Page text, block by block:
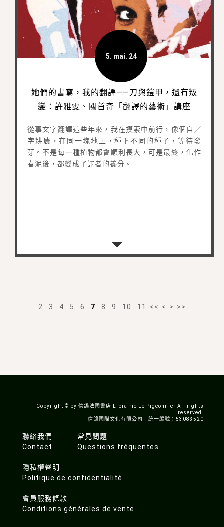
5. mai. 24
她們的書寫，我的翻譯——刀與鎧甲，還有叛
變：許雅雯、關首奇「翻譯的藝術」講座
從事文字翻譯這些年來，我在摸索中前行，像個自／
字耕農，在同一塊地上，種下不同的種子，等待發
芽。不是每一種植物都會順利長大，可是最終，化作
春泥後，都變成了譯者的養分。
2 3 4 5 6 7 8 9 10 11 << < > >>
Copyright © by 信鴿法國書店 Librairie Le Pigeonnier All rights
reserved.
信鴿國際文化有限公司 統一編號：53083520
聯絡我們
Contact
常見問題
Questions fréquentes
隱私權聲明
Politique de confidentialité
會員服務條款
Conditions générales de vente